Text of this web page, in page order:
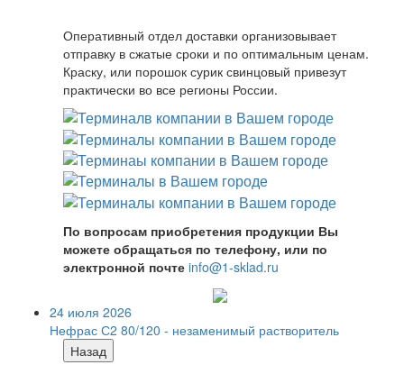
Оперативный отдел доставки организовывает
отправку в сжатые сроки и по оптимальным ценам.
Краску, или порошок сурик свинцовый привезут
практически во все регионы России.
По вопросам приобретения продукции Вы
можете обращаться по телефону, или по
электронной почте info@1-sklad.ru
24 июля 2026
Нефрас С2 80/120 - незаменимый растворитель
Назад